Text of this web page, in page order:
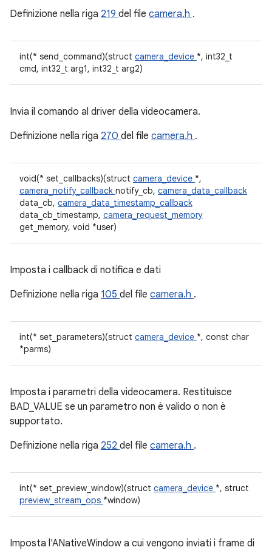
Definizione nella riga 219 del file camera.h .
int(* send_command)(struct camera_device *, int32_t
cmd, int32_t arg1, int32_t arg2)
Invia il comando al driver della videocamera.
Definizione nella riga 270 del file camera.h .
void(* set_callbacks)(struct camera_device *,
camera_notify_callback notify_cb, camera_data_callback
data_cb, camera_data_timestamp_callback
data_cb_timestamp, camera_request_memory
get_memory, void *user)
Imposta i callback di notifica e dati
Definizione nella riga 105 del file camera.h .
int(* set_parameters)(struct camera_device *, const char
*parms)
Imposta i parametri della videocamera. Restituisce
BAD_VALUE se un parametro non è valido o non è
supportato.
Definizione nella riga 252 del file camera.h .
int(* set_preview_window)(struct camera_device *, struct
preview_stream_ops *window)
Imposta l'ANativeWindow a cui vengono inviati i frame di